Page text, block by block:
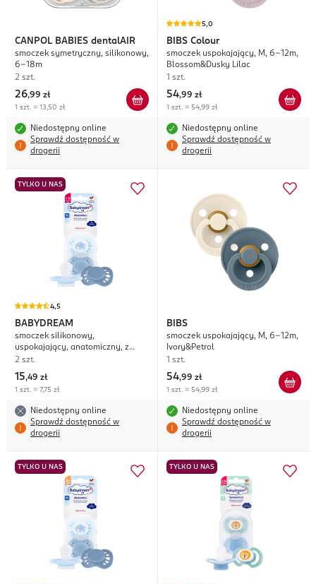
CANPOL BABIES dentalAIR
smoczek symetryczny, silikonowy,
6-18m
2 szt.
26,99 zł
1 szt. = 13,50 zł
Niedostępny online
Sprawdź dostępność w
drogerii
5,0
BIBS Colour
smoczek uspokajający, M, 6-12m,
Blossom&Dusky Lilac
1 szt.
54,99 zł
1 szt. = 54,99 zł
Niedostępny online
Sprawdź dostępność w
drogerii
TYLKO U NAS
4,5
BABYDREAM
smoczek silikonowy,
uspokajający, anatomiczny, z
uchwytem, 3-18m, różne kolory
2 szt.
15,49 zł
1 szt. = 7,75 zł
Niedostępny online
Sprawdź dostępność w
drogerii
BIBS
smoczek uspokajający, M, 6-12m,
Ivory&Petrol
1 szt.
54,99 zł
1 szt. = 54,99 zł
Niedostępny online
Sprawdź dostępność w
drogerii
TYLKO U NAS TYLKO U NAS